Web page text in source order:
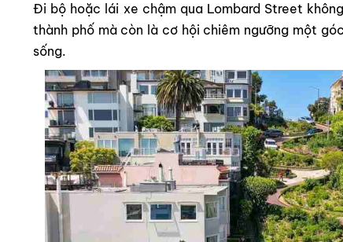
Đi bộ hoặc lái xe chậm qua Lombard Street
thành phố mà còn là cơ hội chiêm ngưỡng một
sống.